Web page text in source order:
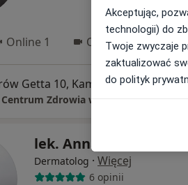
Online 1 Online 2
Getta 10, Kamienna Góra•
Zdrowia w Kamiennej Górze
lek. Anna Godlewska
Dermatolog · Więcej
6 opinii
Akceptując,
technologii) do
Twoje zwyczaje
zaktualizować
do polityk